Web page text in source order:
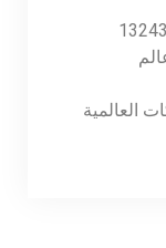
العالمية